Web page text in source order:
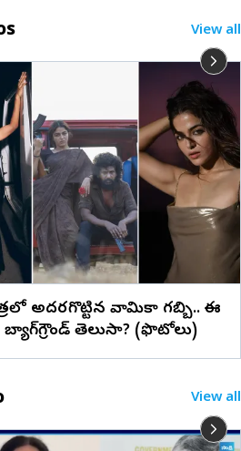
View all
అదరగొట్టిన వామికా గబ్బి.. ఈ
బ్యాగ్‌గ్రౌండ్‌ తెలుసా? (ఫొటోలు)
View all